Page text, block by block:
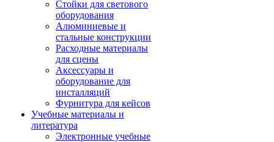
Стойки для светового
оборудования
Алюминиевые и
стальные конструкции
Расходные материалы
для сцены
Аксессуары и
оборудование для
инсталляций
Фурнитура для кейсов
Учебные материалы и
литература
Электронные учебные